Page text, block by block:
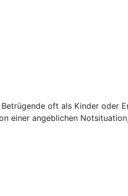
oft als Kinder oder
einer angeblichen